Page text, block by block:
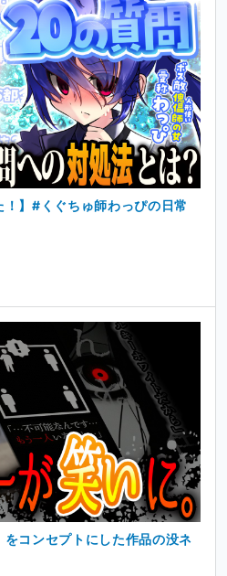
！】#くぐちゅ師わっぴの日常
をコンセプトにした作品の没ネ